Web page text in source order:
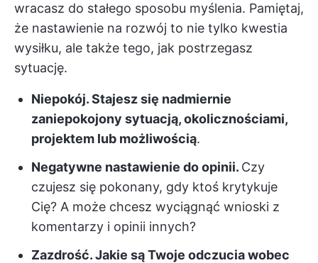
wracasz do stałego sposobu myślenia. Pamiętaj,
że nastawienie na rozwój to nie tylko kwestia
wysiłku, ale także tego, jak postrzegasz
sytuację.
Niepokój. Stajesz się nadmiernie
zaniepokojony sytuacją, okolicznościami,
projektem lub możliwością.
Negatywne nastawienie do opinii. Czy
czujesz się pokonany, gdy ktoś krytykuje
Cię? A może chcesz wyciągnąć wnioski z
komentarzy i opinii innych?
Zazdrość. Jakie są Twoje odczucia wobec